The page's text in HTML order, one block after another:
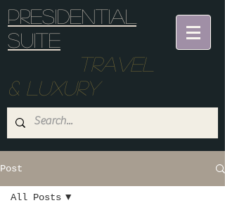
Presidential
suite
Travel
& Luxury
Post
All Posts